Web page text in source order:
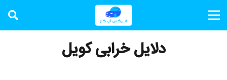
دلایل خرابی کویل